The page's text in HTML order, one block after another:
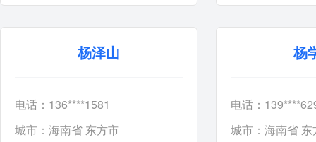
杨泽山
电话：136****1581
城市：海南省 东方市
杨
电话：
城市：海南省 东